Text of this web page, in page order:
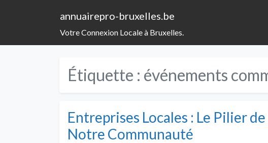
annuairepro-bruxelles.be
Votre Connexion Locale à Bruxelles.
Étiquette : événements
Entreprises Locales : Le Pilier
Notre Communauté